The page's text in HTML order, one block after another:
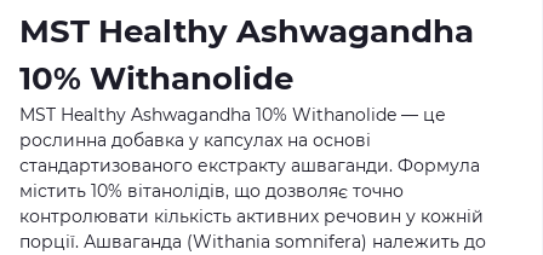
MST Healthy Ashwagandha
10% Withanolide
MST Healthy Ashwagandha 10% Withanolide — це
рослинна добавка у капсулах на основі
стандартизованого екстракту ашваганди. Формула
містить 10% вітанолідів, що дозволяє точно
контролювати кількість активних речовин у кожній
порції. Ашваганда (Withania somnifera) належить до